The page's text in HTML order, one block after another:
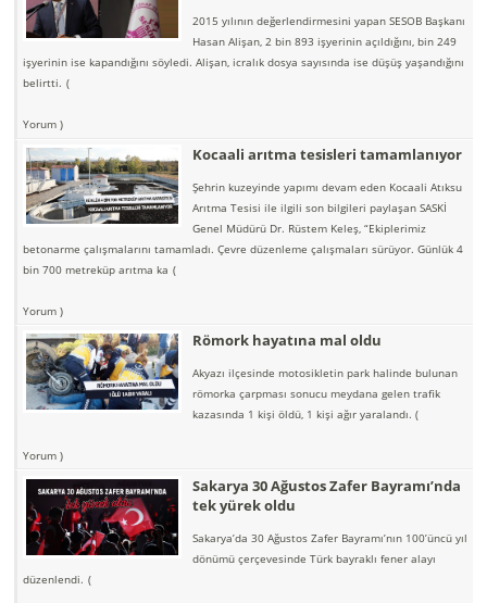
2015 yılının değerlendirmesini yapan SESOB Başkanı
Hasan Alişan, 2 bin 893 işyerinin açıldığını, bin 249
işyerinin ise kapandığını söyledi. Alişan, icralık dosya sayısında ise düşüş yaşandığını
belirtti. (
Yorum )
Kocaali arıtma tesisleri tamamlanıyor
Şehrin kuzeyinde yapımı devam eden Kocaali Atıksu
Arıtma Tesisi ile ilgili son bilgileri paylaşan SASKİ
Genel Müdürü Dr. Rüstem Keleş, “Ekiplerimiz
betonarme çalışmalarını tamamladı. Çevre düzenleme çalışmaları sürüyor. Günlük 4
bin 700 metreküp arıtma ka (
Yorum )
Römork hayatına mal oldu
Akyazı ilçesinde motosikletin park halinde bulunan
römorka çarpması sonucu meydana gelen trafik
kazasında 1 kişi öldü, 1 kişi ağır yaralandı. (
Yorum )
Sakarya 30 Ağustos Zafer Bayramı’nda
tek yürek oldu
Sakarya’da 30 Ağustos Zafer Bayramı’nın 100’üncü yıl
dönümü çerçevesinde Türk bayraklı fener alayı
düzenlendi. (